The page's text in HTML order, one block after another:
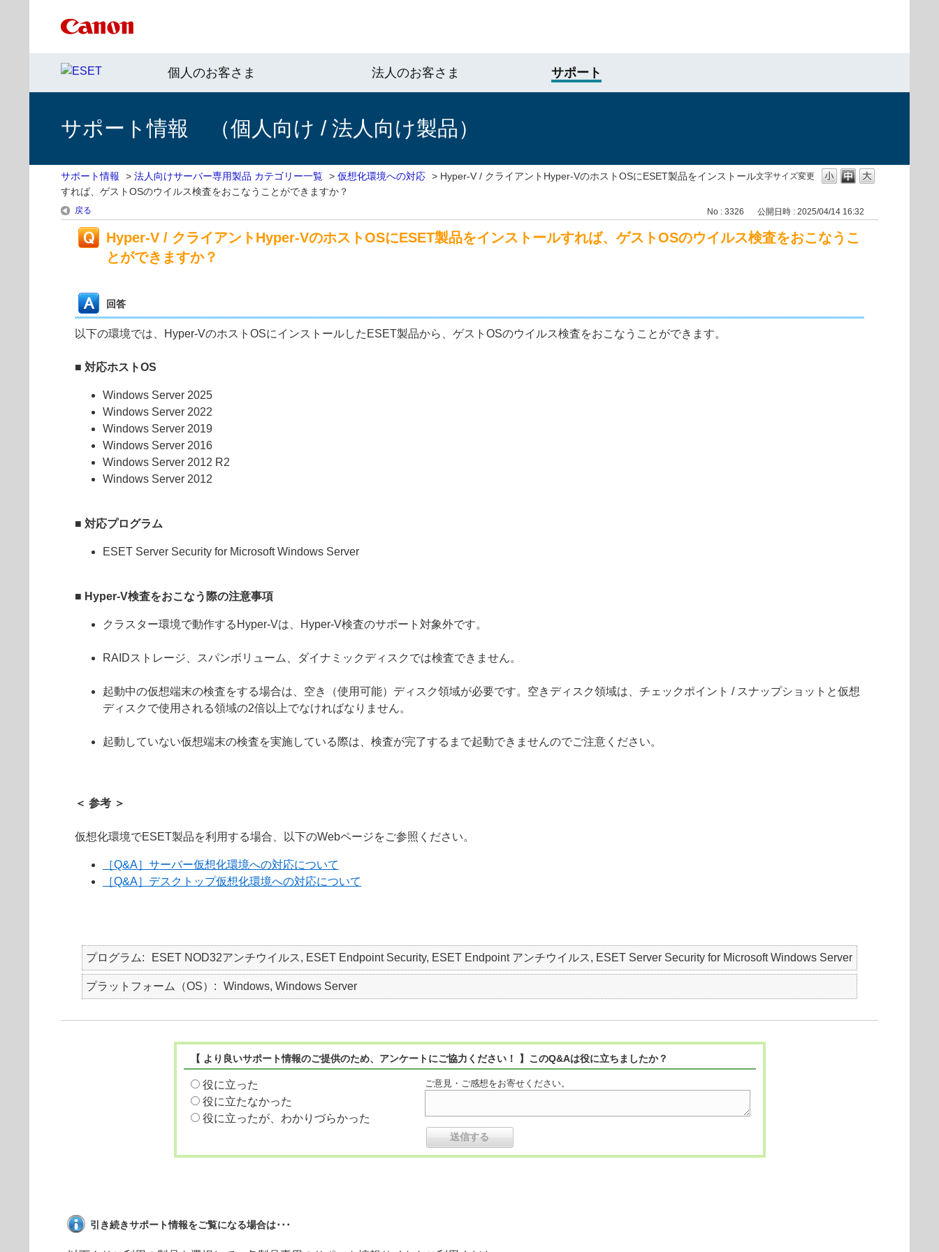
個人のお客さま 法人のお客さま サポート
サポート情報 （個人向け / 法人向け製品）
文字サイズ変更
サポート情報 > 法人向けサーバー専用製品 カテゴリー一覧 > 仮想化環境への対応 > Hyper-V / クライアントHyper-VのホストOSにESET製品をインストール
すれば、ゲストOSのウイルス検査をおこなうことができますか？
戻る No : 3326 公開日時 : 2025/04/14 16:32
Hyper-V / クライアントHyper-VのホストOSにESET製品をインストールすれば、ゲストOSのウイルス検査をおこなうこ
とができますか？
回答
以下の環境では、Hyper-VのホストOSにインストールしたESET製品から、ゲストOSのウイルス検査をおこなうことができます。
■ 対応ホストOS
Windows Server 2025
Windows Server 2022
Windows Server 2019
Windows Server 2016
Windows Server 2012 R2
Windows Server 2012
■ 対応プログラム
ESET Server Security for Microsoft Windows Server
■ Hyper-V検査をおこなう際の注意事項
クラスター環境で動作するHyper-Vは、Hyper-V検査のサポート対象外です。
RAIDストレージ、スパンボリューム、ダイナミックディスクでは検査できません。
起動中の仮想端末の検査をする場合は、空き（使用可能）ディスク領域が必要です。空きディスク領域は、チェックポイント / スナップショットと仮想
ディスクで使用される領域の2倍以上でなければなりません。
起動していない仮想端末の検査を実施している際は、検査が完了するまで起動できませんのでご注意ください。
＜ 参考 ＞
仮想化環境でESET製品を利用する場合、以下のWebページをご参照ください。
［Q&A］サーバー仮想化環境への対応について
［Q&A］デスクトップ仮想化環境への対応について
プログラム ESET NOD32アンチウイルス, ESET Endpoint Security, ESET Endpoint アンチウイルス, ESET Server Security for Microsoft Windows Server
プラットフォーム（OS） Windows, Windows Server
【 より良いサポート情報のご提供のため、アンケートにご協力ください！ 】このQ&Aは役に立ちましたか？
役に立った
役に立たなかった
役に立ったが、わかりづらかった
ご意見・ご感想をお寄せください。
引き続きサポート情報をご覧になる場合は･･･